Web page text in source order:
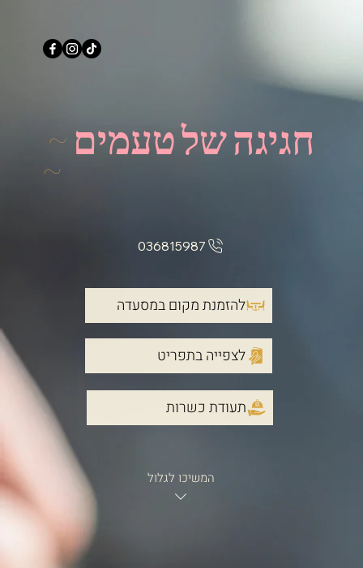
~חגיגה של טעמים
~
להזמנת מקום במסעדה
תעודת כשרות
לצפייה בתפריט
036815987
המשיכו לגלול